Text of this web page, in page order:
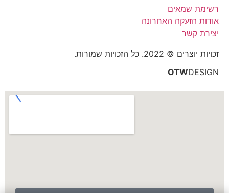
רשימת שמאים
אודות הזעקה האחרונה
יצירת קשר
זכויות יוצרים © 2022. כל הזכויות שמורות.
OTWDESIGN